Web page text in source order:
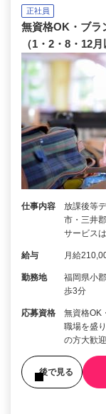
正社員
無資格OK・ブ
（1・2・8・12
仕事内容
放課後等
市・三井
サービス
給与 月給
勤務地
福岡県小
歩3分
応募資格
無資格OK
職場を盛
の方大歓
後で見る